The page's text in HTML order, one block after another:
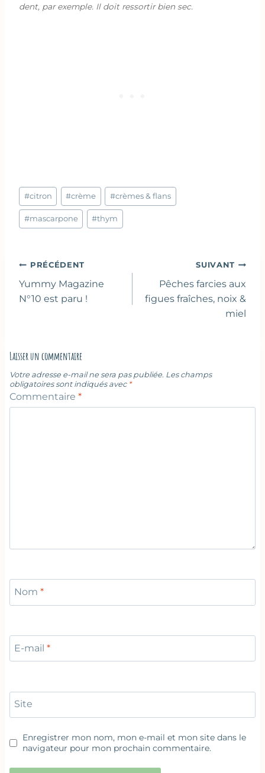
dent, par exemple. Il doit ressortir bien sec.
Étiquettes
de
la
#citron #crème #crèmes & flans
#mascarpone #thym
Navigation
de
l’article
PRÉCÉDENT
Yummy Magazine
N°10 est paru !
SUIVANT
Pêches farcies aux
figues fraîches, noix &
miel
Laisser un commentaire
Votre adresse e-mail ne sera pas publiée. Les champs
obligatoires sont indiqués avec *
Commentaire *
Nom *
E-mail *
Site
Enregistrer mon nom, mon e-mail et mon site dans le
navigateur pour mon prochain commentaire.